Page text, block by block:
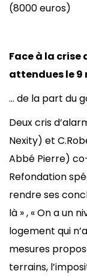
(8000 euros)
Face à la crise
attendues le 9
… de la part du
Deux cris
Nexity) et
Abbé Pierre)
Refondation
rendre ses
là » , « On a un
logement qui
mesures
terrains,